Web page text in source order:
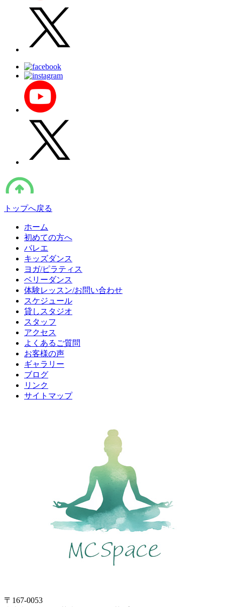
トップへ戻る
ホーム
初めての方へ
バレエ
キッズダンス
ヨガ/ピラティス
ベリーダンス
体験レッスン/お問い合わせ
スケジュール
貸しスタジオ
スタッフ
アクセス
よくあるご質問
お客様の声
ギャラリー
ブログ
リンク
サイトマップ
〒167-0053